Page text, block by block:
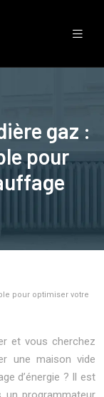
gaz :
pour
pour optimiser votre
et vous cherchez
une maison vide
d’énergie ? Il est